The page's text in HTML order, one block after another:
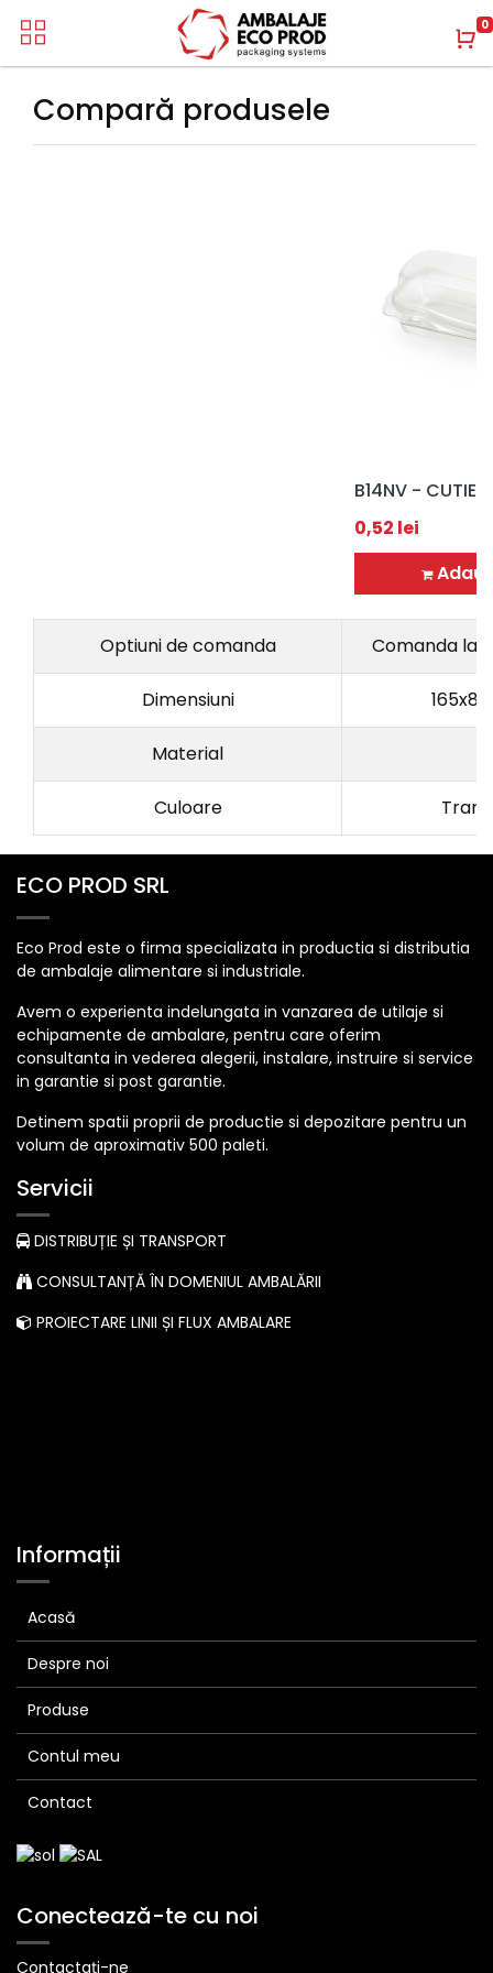
0
Compară produsele
0,52 lei
Optiuni de comanda Comanda la
Dimensiuni
Material
Culoare
ECO PROD SRL
Eco Prod este o firma specializata in productia si distributia
de ambalaje alimentare si industriale.
Avem o experienta indelungata in vanzarea de utilaje si
echipamente de ambalare, pentru care oferim
consultanta in vederea alegerii, instalare, instruire si service
in garantie si post garantie.
Detinem spatii proprii de productie si depozitare pentru un
volum de aproximativ 500 paleti.
Servicii
DISTRIBUȚIE ȘI TRANSPORT
CONSULTANȚĂ ÎN DOMENIUL AMBALĂRII
PROIECTARE LINII ȘI FLUX AMBALARE
Informații
Acasă
Despre noi
Produse
Contul meu
Contact
Conectează-te cu noi
Contactați-ne